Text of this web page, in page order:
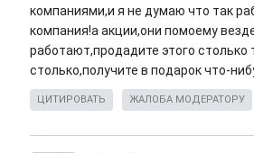
компаниями,и я не думаю что так
компания!а акции,они помоему
работают,продадите этого столько
столько,получите в подарок что-
ЦИТИРОВАТЬ ЖАЛОБА МОДЕРАТОРУ